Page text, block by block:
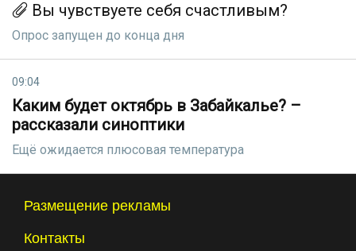
Вы чувствуете себя счастливым?
Опрос запущен до конца дня
09:04
Каким будет октябрь в Забайкалье? –
рассказали синоптики
Ещё ожидается плюсовая температура
Размещение рекламы
Контакты